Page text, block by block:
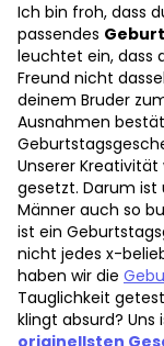
Ich bin froh, dass
passendes
leuchtet ein, dass
Freund nicht
deinem Bruder
Ausnahmen
Unserer
gesetzt. Darum ist
Männer auch so
ist ein
nicht jedes x-
haben wir die
Tauglichkeit
klingt absurd? Uns